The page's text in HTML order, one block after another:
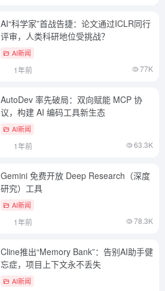
AI“科学家”首战告捷：论文通过ICLR同行
评审，人类科研地位受挑战？
AI新闻
1年前 77K
AutoDev 率先破局：双向赋能 MCP 协
议，构建 AI 编码工具新生态
AI新闻
1年前 63.3K
Gemini 免费开放 Deep Research（深度
研究）工具
AI新闻
1年前 78.3K
Cline推出“Memory Bank”：告别AI助手健
忘症，项目上下文永不丢失
AI新闻